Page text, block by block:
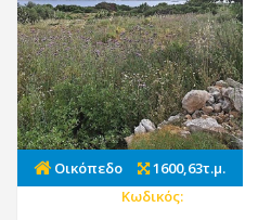
Οικόπεδο
1600,63τ.μ.
Κωδικός: